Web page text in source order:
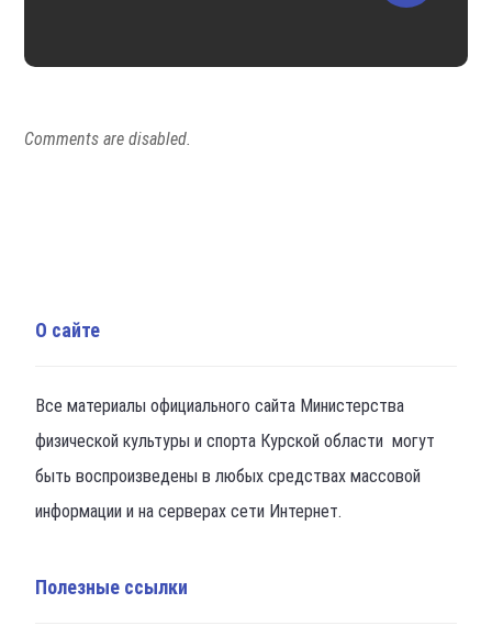
Comments are disabled.
О сайте
Все материалы официального сайта Министерства
физической культуры и спорта Курской области могут
быть воспроизведены в любых средствах массовой
информации и на серверах сети Интернет.
Полезные ссылки